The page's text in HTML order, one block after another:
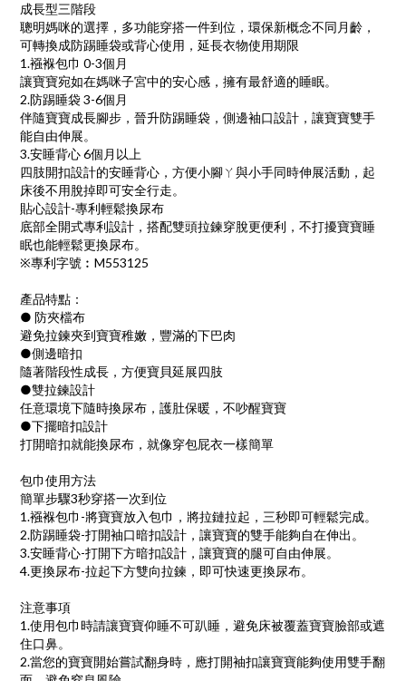
成長型三階段
聰明媽咪的選擇，多功能穿搭一件到位，環保新概念不同月齡，
可轉換成防踢睡袋或背心使用，延長衣物使用期限
1.襁褓包巾 0-3個月
讓寶寶宛如在媽咪子宮中的安心感，擁有最舒適的睡眠。
2.防踢睡袋 3-6個月
伴隨寶寶成長腳步，晉升防踢睡袋，側邊袖口設計，讓寶寶雙手
能自由伸展。
3.安睡背心 6個月以上
四肢開扣設計的安睡背心，方便小腳ㄚ與小手同時伸展活動，起
床後不用脫掉即可安全行走。
貼心設計-專利輕鬆換尿布
底部全開式專利設計，搭配雙頭拉鍊穿脫更便利，不打擾寶寶睡
眠也能輕鬆更換尿布。
※專利字號︰M553125
產品特點：
● 防夾檔布
避免拉鍊夾到寶寶稚嫩，豐滿的下巴肉
●側邊暗扣
隨著階段性成長，方便寶貝延展四肢
●雙拉鍊設計
任意環境下隨時換尿布，護肚保暖，不吵醒寶寶
●下擺暗扣設計
打開暗扣就能換尿布，就像穿包屁衣一樣簡單
包巾使用方法
簡單步驟3秒穿搭一次到位
1.襁褓包巾-將寶寶放入包巾，將拉鏈拉起，三秒即可輕鬆完成。
2.防踢睡袋-打開袖口暗扣設計，讓寶寶的雙手能夠自在伸出。
3.安睡背心-打開下方暗扣設計，讓寶寶的腿可自由伸展。
4.更換尿布-拉起下方雙向拉鍊，即可快速更換尿布。
注意事項
1.使用包巾時請讓寶寶仰睡不可趴睡，避免床被覆蓋寶寶臉部或遮
住口鼻。
2.當您的寶寶開始嘗試翻身時，應打開袖扣讓寶寶能夠使用雙手翻